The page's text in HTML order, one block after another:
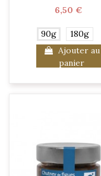
6,50 €
90g
180g
Ajouter au
panier